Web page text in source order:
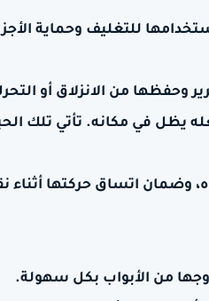
للتغليف وحماية
وحفظها من الانزلاق أو
يظل في مكانه. تأتي تلك
وضمان اتساق حركتها أثناء
من الأبواب بكل سهولة.